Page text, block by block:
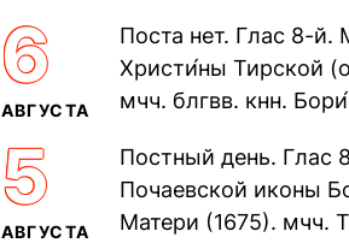
прп. Евпракси́и
6
АВГУСТА
Поста нет. Глас 8-й.
Христи́ны Тирской
мчч. блгвв. кнн.
Дави́да (1015). Прп....
5
АВГУСТА
Постный день. Глас
Почаевской иконы
Матери (1675). мчч.